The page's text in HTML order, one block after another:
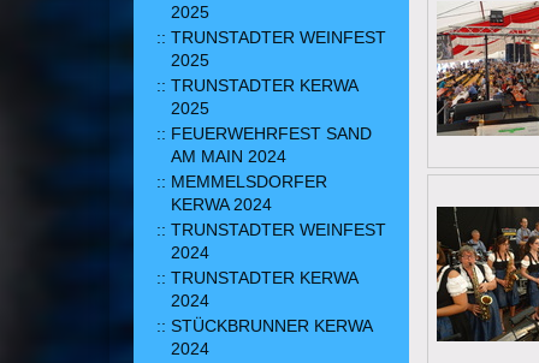
2025
TRUNSTADTER WEINFEST
2025
TRUNSTADTER KERWA
2025
FEUERWEHRFEST SAND
AM MAIN 2024
MEMMELSDORFER
KERWA 2024
TRUNSTADTER WEINFEST
2024
TRUNSTADTER KERWA
2024
STÜCKBRUNNER KERWA
2024